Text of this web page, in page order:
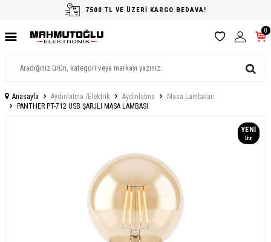
7500 TL VE ÜZERİ KARGO BEDAVA!
0
Anasayfa Aydınlatma /Elektrik Aydınlatma
Masa Lambaları
PANTHER PT-712 USB ŞARJLI MASA LAMBASI
YENI
Ürün